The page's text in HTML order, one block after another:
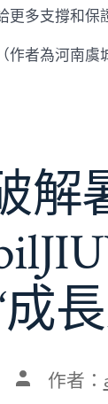
更多支撐和保
（作者為河南虞
解
成
文 作者：